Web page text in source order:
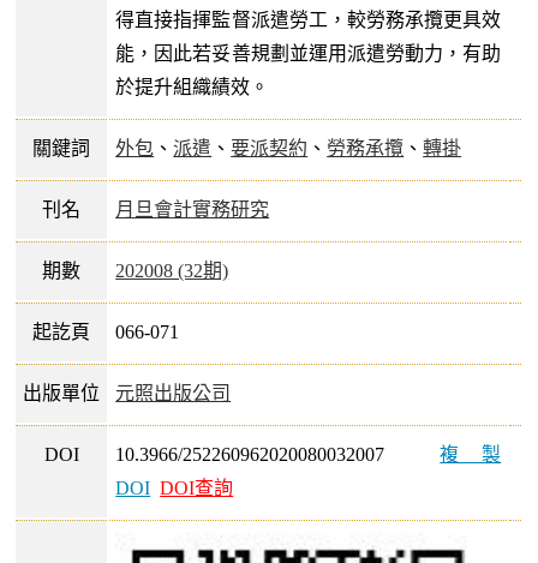
得直接指揮監督派遣勞工，較勞務承攬更具效
能，因此若妥善規劃並運用派遣勞動力，有助
於提升組織績效。
關鍵詞 外包 、派遣 、要派契約 、 勞務承攬 、轉掛
刊名 月旦會計實務研究
期數 202008 (32期)
起訖頁 066-071
出版單位 元照出版公司
DOI 10.3966/252260962020080032007複製
DOI DOI查詢